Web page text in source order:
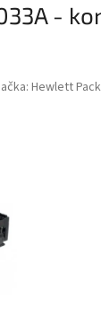
-
Hewlett